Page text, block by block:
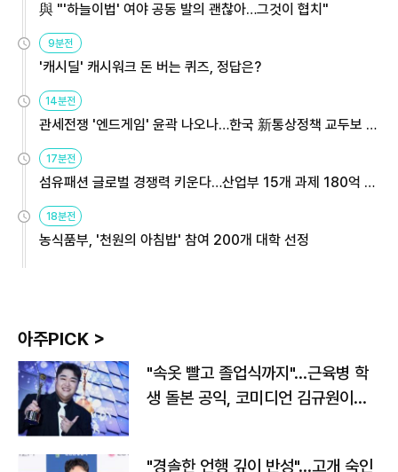
與 "'하늘이법' 여야 공동 발의 괜찮아…그것이 협치"
9분전
'캐시딜' 캐시워크 돈 버는 퀴즈, 정답은?
14분전
관세전쟁 '엔드게임' 윤곽 나오나…한국 新통상정책 교두보 활
17분전
섬유패션 글로벌 경쟁력 키운다…산업부 15개 과제 180억 지
18분전
농식품부, '천원의 아침밥' 참여 200개 대학 선정
아주PICK >
"속옷 빨고 졸업식까지"…근육병 학
생 돌본 공익, 코미디언 김규원이었
"경솔한 언행 깊이 반성"…고개 숙인